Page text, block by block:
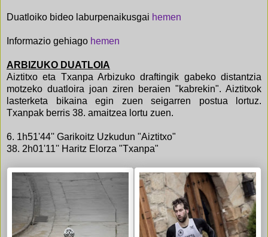
Duatloiko bideo laburpenaikusgai hemen
Informazio gehiago hemen
ARBIZUKO DUATLOIA
Aiztitxo eta Txanpa Arbizuko draftingik gabeko distantzia
motzeko duatloira joan ziren beraien "kabrekin". Aiztitxok
lasterketa bikaina egin zuen seigarren postua lortuz.
Txanpak berris 38. amaitzea lortu zuen.
6. 1h51'44'' Garikoitz Uzkudun "Aiztitxo"
38. 2h01'11'' Haritz Elorza "Txanpa"